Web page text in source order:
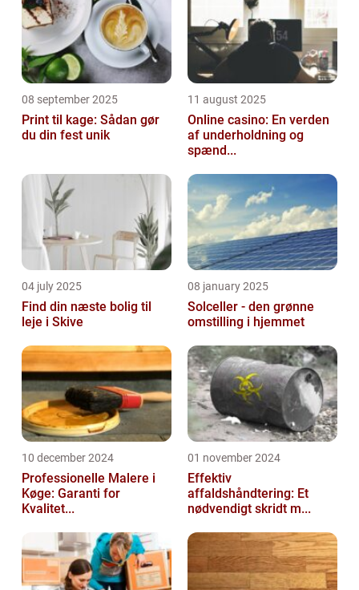
08 september 2025
Print til kage: Sådan gør
du din fest unik
11 august 2025
Online casino: En verden
af underholdning og
spænd...
04 july 2025
Find din næste bolig til
leje i Skive
08 january 2025
Solceller - den grønne
omstilling i hjemmet
10 december 2024
Professionelle Malere i
Køge: Garanti for
Kvalitet...
01 november 2024
Effektiv
affaldshåndtering: Et
nødvendigt skridt m...